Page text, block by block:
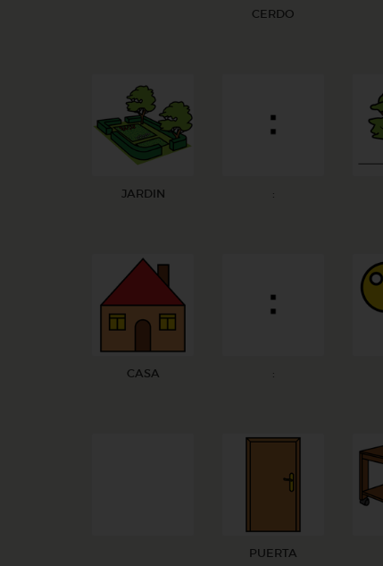
CERDO
JARDIN :
CASA :
PUERTA